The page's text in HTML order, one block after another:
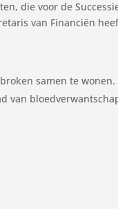
die voor de
van Financiën
samen te wonen.
van